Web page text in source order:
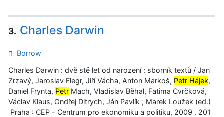
3. Charles Darwin
Borrow
Charles Darwin : dvě stě let od narození : sborník textů / Jan
Zrzavý, Jaroslav Flegr, Jiří Vácha, Anton Markoš, Petr Hájek,
Daniel Frynta, Petr Mach, Vladislav Běhal, Fatima Cvrčková,
Václav Klaus, Ondřej Ditrych, Ján Pavlík ; Marek Loužek (ed.)
Praha : CEP - Centrum pro ekonomiku a politiku, 2009 . 201